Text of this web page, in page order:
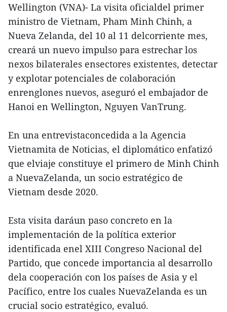
Wellington (VNA)- La visita oficialdel primer
ministro de Vietnam, Pham Minh Chinh, a
Nueva Zelanda, del 10 al 11 delcorriente mes,
creará un nuevo impulso para estrechar los
nexos bilaterales ensectores existentes, detectar
y explotar potenciales de colaboración
enrenglones nuevos, aseguró el embajador de
Hanoi en Wellington, Nguyen VanTrung.
En una entrevistaconcedida a la Agencia
Vietnamita de Noticias, el diplomático enfatizó
que elviaje constituye el primero de Minh Chinh
a NuevaZelanda, un socio estratégico de
Vietnam desde 2020.
Esta visita daráun paso concreto en la
implementación de la política exterior
identificada enel XIII Congreso Nacional del
Partido, que concede importancia al desarrollo
dela cooperación con los países de Asia y el
Pacífico, entre los cuales NuevaZelanda es un
crucial socio estratégico, evaluó.